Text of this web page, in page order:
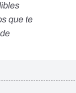
que te